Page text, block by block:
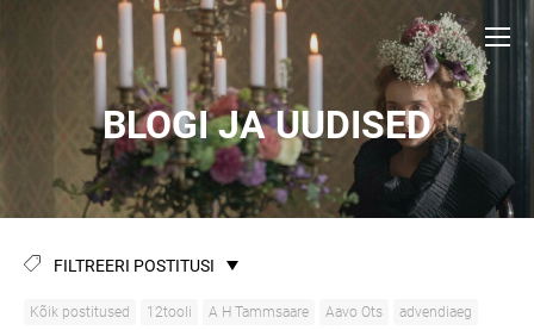
BLOGI JA UUDISED
FILTREERI POSTITUSI
Kõik postitused 12tooli A H Tammsaare Aavo Ots
advendiaeg